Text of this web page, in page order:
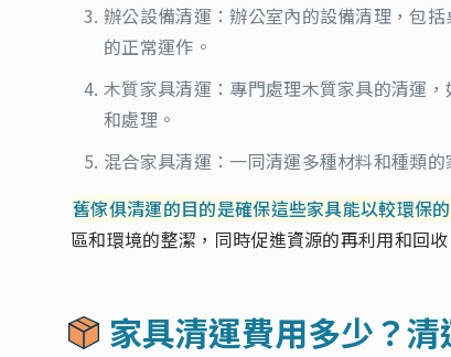
辦公設備清運：辦公室內的設備清理，包括
的正常運作。
木質家具清運：專門處理木質家具的清運，
和處理。
混合家具清運：一同清運多種材料和種類
舊傢俱清運的目的是確保這些家具能以較環保
區和環境的整潔，同時促進資源的再利用和回收
家具清運費用多少？